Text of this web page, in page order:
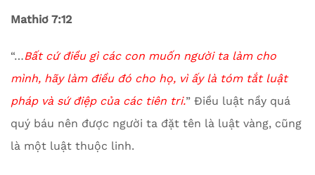
Mathiơ 7:12
“…Bất cứ điều gì các con muốn người ta làm cho
mình, hãy làm điều đó cho họ, vì ấy là tóm tắt luật
pháp và sứ điệp của các tiên tri.” Điều luật nầy quá
quý báu nên được người ta đặt tên là luật vàng, cũng
là một luật thuộc linh.